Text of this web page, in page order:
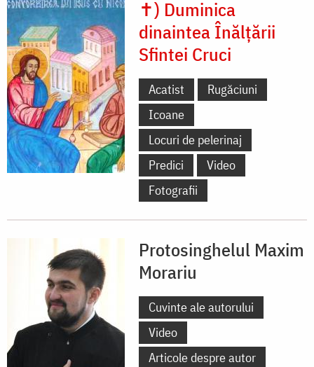
✝) Duminica
dinaintea Înălțării
Sfintei Cruci
Acatist
Rugăciuni
Icoane
Locuri de pelerinaj
Predici
Video
Fotografii
Protosinghelul Maxim
Morariu
Cuvinte ale autorului
Video
Articole despre autor